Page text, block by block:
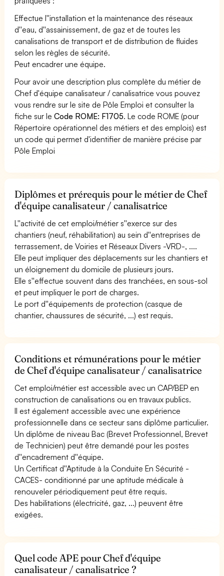
Effectue l''installation et la maintenance des réseaux
d''eau, d''assainissement, de gaz et de toutes les
canalisations de transport et de distribution de fluides
selon les règles de sécurité.
Peut encadrer une équipe.
Pour avoir une description plus complète du métier de
Chef d'équipe canalisateur / canalisatrice vous pouvez
vous rendre sur le site de Pôle Emploi et consulter la
fiche sur leCode ROME: F1705. Le code ROME (pour
Répertoire opérationnel des métiers et des emplois) est
un code qui permet d'identifier de manière précise par
Pôle Emploi
Diplômes et prérequis pour le métier de Chef
d'équipe canalisateur / canalisatrice
L''activité de cet emploi/métier s''exerce sur des
chantiers (neuf, réhabilitation) au sein d''entreprises de
terrassement, de Voiries et Réseaux Divers -VRD-, ....
Elle peut impliquer des déplacements sur les chantiers et
un éloignement du domicile de plusieurs jours.
Elle s''effectue souvent dans des tranchées, en sous-sol
et peut impliquer le port de charges.
Le port d''équipements de protection (casque de
chantier, chaussures de sécurité, ...) est requis.
Conditions et rémunérations pour le métier
de Chef d'équipe canalisateur / canalisatrice
Cet emploi/métier est accessible avec un CAP/BEP en
construction de canalisations ou en travaux publics.
Il est également accessible avec une expérience
professionnelle dans ce secteur sans diplôme particulier.
Un diplôme de niveau Bac (Brevet Professionnel, Brevet
de Technicien) peut être demandé pour les postes
d''encadrement d''équipe.
Un Certificat d''Aptitude à la Conduite En Sécurité -
CACES- conditionné par une aptitude médicale à
renouveler périodiquement peut être requis.
Des habilitations (électricité, gaz, ...) peuvent être
exigées.
Quel code APE pour Chef d'équipe
canalisateur / canalisatrice ?